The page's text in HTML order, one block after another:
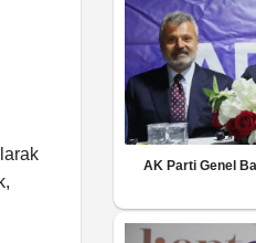
AK Parti Genel